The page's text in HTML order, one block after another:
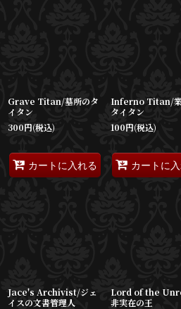
絞り込む
Grave Titan/墓所のタ
イタン
300円(税込)
カートに入れる
Inferno Titan/
タイタン
100円(税込)
カートに
Jace's Archivist/ジェ
イスの文書管理人
Lord of the
非実在の王